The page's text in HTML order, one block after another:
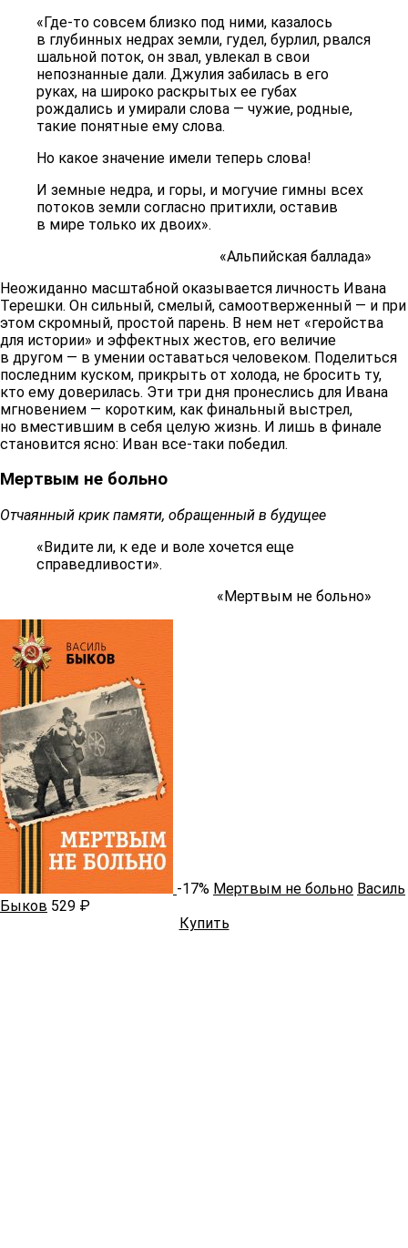
«Где-то совсем близко под ними, казалось
в глубинных недрах земли, гудел, бурлил, рвался
шальной поток, он звал, увлекал в свои
непознанные дали. Джулия забилась в его
руках, на широко раскрытых ее губах
рождались и умирали слова — чужие, родные,
такие понятные ему слова.
Но какое значение имели теперь слова!
И земные недра, и горы, и могучие гимны всех
потоков земли согласно притихли, оставив
в мире только их двоих».
«Альпийская баллада»
Неожиданно масштабной оказывается личность Ивана
Терешки. Он сильный, смелый, самоотверженный — и при
этом скромный, простой парень. В нем нет «геройства
для истории» и эффектных жестов, его величие
в другом — в умении оставаться человеком. Поделиться
последним куском, прикрыть от холода, не бросить ту,
кто ему доверилась. Эти три дня пронеслись для Ивана
мгновением — коротким, как финальный выстрел,
но вместившим в себя целую жизнь. И лишь в финале
становится ясно: Иван все-таки победил.
Мертвым не больно
Отчаянный крик памяти, обращенный в будущее
«Видите ли, к еде и воле хочется еще
справедливости».
«Мертвым не больно»
-17% Мертвым не больно Василь
Быков 529 ₽
Купить